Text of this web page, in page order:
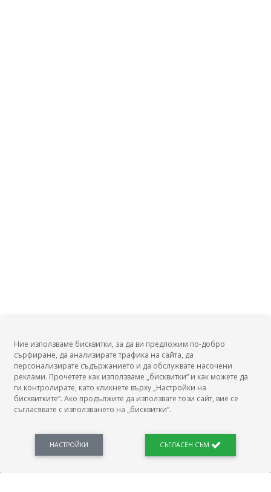
БГ Заплати
Новини, законови нормативи, кариерно ориентиране. Списък на всички
професии и трудови характеристики. Минимален облагаем доход. Калкулатор
Ние използваме бисквитки, за да ви предложим по-добро
сърфиране, да анализирате трафика на сайта, да
персонализирате съдържанието и да обслужвате насочени
реклами. Прочетете как използваме „бисквитки“ и как можете да
ги контролирате, като кликнете върху „Настройки на
бисквитките“. Ако продължите да използвате този сайт, вие се
съгласявате с използването на „бисквитки“.
НАСТРОЙКИ СЪГЛАСЕН СЪМ